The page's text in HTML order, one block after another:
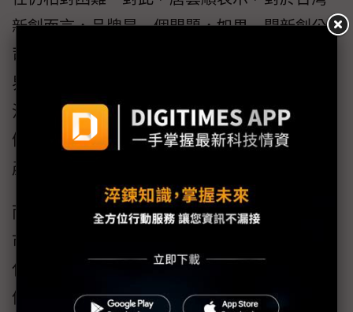
新創而言，品牌是一個問題，如果一間新創公
司將自己定位為「矽谷公司」，則公司在軟體
界的公信力會因此而拉升，這是相當現實的狀
況。此外，台灣團隊在軟體開發階段，是否具
備足夠能力，針對不同市場做到「在地化」的
產品設計，也是台灣團隊國際化的考驗。
而為協助台灣新創進軍國際市場，精誠也提供
市場對接管道，唐雲順指出，對於新創，國際
化擴張最困難的是接觸當地企業，而精誠的價
值在於全球龐大的客戶群，藉由輔導新創使其